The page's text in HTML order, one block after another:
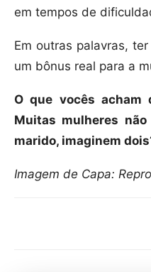
em tempos de
Em outras palavras,
um bônus real para a
O que vocês acham
Muitas mulheres
marido, imaginem
Imagem de Capa: